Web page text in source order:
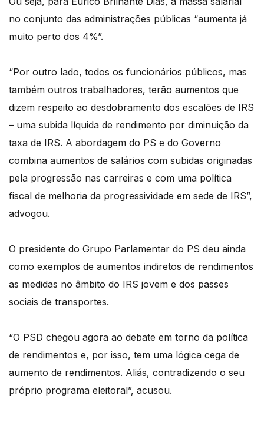
no conjunto das administrações públicas “aumenta já
muito perto dos 4%”.
“Por outro lado, todos os funcionários públicos, mas
também outros trabalhadores, terão aumentos que
dizem respeito ao desdobramento dos escalões de IRS
– uma subida líquida de rendimento por diminuição da
taxa de IRS. A abordagem do PS e do Governo
combina aumentos de salários com subidas originadas
pela progressão nas carreiras e com uma política
fiscal de melhoria da progressividade em sede de IRS”,
advogou.
O presidente do Grupo Parlamentar do PS deu ainda
como exemplos de aumentos indiretos de rendimentos
as medidas no âmbito do IRS jovem e dos passes
sociais de transportes.
“O PSD chegou agora ao debate em torno da política
de rendimentos e, por isso, tem uma lógica cega de
aumento de rendimentos. Aliás, contradizendo o seu
próprio programa eleitoral”, acusou.